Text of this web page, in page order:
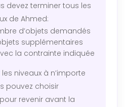
devez terminer tous les
de Ahmed:
d’objets demandés
supplémentaires
avec la contrainte indiquée
niveaux à n’importe
pouvez choisir
revenir avant la